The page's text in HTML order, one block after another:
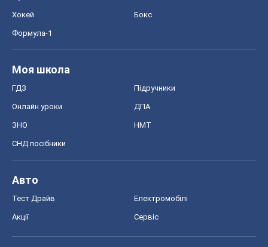
Хокей Бокс
Формула-1
Моя школа
ГДЗ Підручники
Онлайн уроки ДПА
ЗНО НМТ
СНД посібники
Авто
Тест Драйв Електромобілі
Акції Сервіс